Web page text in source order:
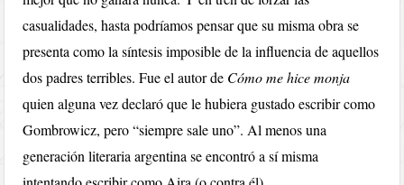
casualidades, hasta podríamos pensar que su misma obra se
presenta como la síntesis imposible de la influencia de aquellos
dos padres terribles. Fue el autor de Cómo me hice monja
quien alguna vez declaró que le hubiera gustado escribir como
Gombrowicz, pero “siempre sale uno”. Al menos una
generación literaria argentina se encontró a sí misma